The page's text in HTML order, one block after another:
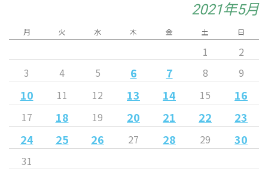
2021年5月
月 火 水 木 金 土 日
1
2
3
4 5 6 7 8 9
10 11 12 13 14 15 16
17 18 19 20 21 22
23
24
25 26 27 28 29 30
31